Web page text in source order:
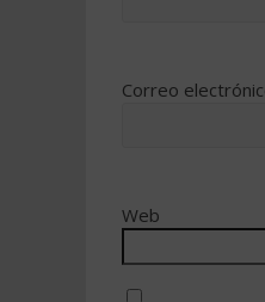
Correo
Web